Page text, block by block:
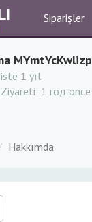
Siparişler
MYmtYcKwlizp
1 yıl
1 год önce
Hakkımda